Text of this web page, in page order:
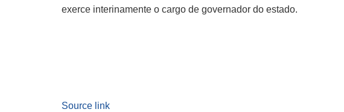
exerce interinamente o cargo de governador do estado.
Source link